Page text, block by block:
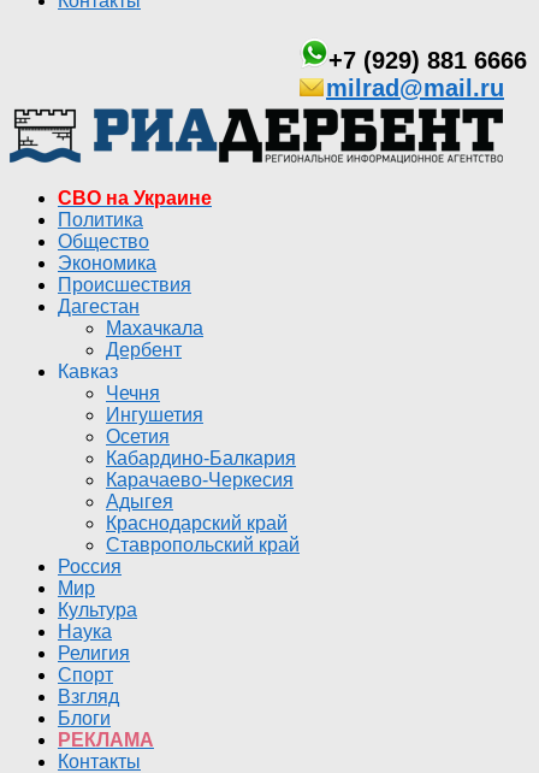
+7 (929) 881 6666
milrad@mail.ru
СВО на Украине
Политика
Общество
Экономика
Происшествия
Дагестан
Махачкала
Дербент
Кавказ
Чечня
Ингушетия
Осетия
Кабардино-Балкария
Карачаево-Черкесия
Адыгея
Краснодарский край
Ставропольский край
Россия
Мир
Культура
Наука
Религия
Спорт
Взгляд
Блоги
РЕКЛАМА
Контакты